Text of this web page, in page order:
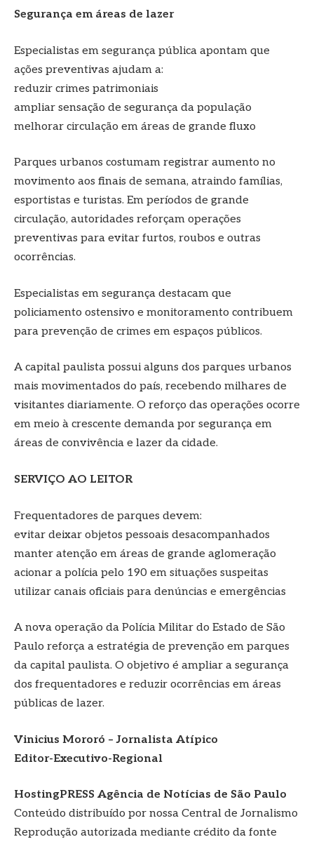
Segurança em áreas de lazer
Especialistas em segurança pública apontam que
ações preventivas ajudam a:
reduzir crimes patrimoniais
ampliar sensação de segurança da população
melhorar circulação em áreas de grande fluxo
Parques urbanos costumam registrar aumento no
movimento aos finais de semana, atraindo famílias,
esportistas e turistas. Em períodos de grande
circulação, autoridades reforçam operações
preventivas para evitar furtos, roubos e outras
ocorrências.
Especialistas em segurança destacam que
policiamento ostensivo e monitoramento contribuem
para prevenção de crimes em espaços públicos.
A capital paulista possui alguns dos parques urbanos
mais movimentados do país, recebendo milhares de
visitantes diariamente. O reforço das operações ocorre
em meio à crescente demanda por segurança em
áreas de convivência e lazer da cidade.
SERVIÇO AO LEITOR
Frequentadores de parques devem:
evitar deixar objetos pessoais desacompanhados
manter atenção em áreas de grande aglomeração
acionar a polícia pelo 190 em situações suspeitas
utilizar canais oficiais para denúncias e emergências
A nova operação da Polícia Militar do Estado de São
Paulo reforça a estratégia de prevenção em parques
da capital paulista. O objetivo é ampliar a segurança
dos frequentadores e reduzir ocorrências em áreas
públicas de lazer.
Vinicius Mororó – Jornalista Atípico
Editor-Executivo-Regional
HostingPRESS Agência de Notícias de São Paulo
Conteúdo distribuído por nossa Central de Jornalismo
Reprodução autorizada mediante crédito da fonte